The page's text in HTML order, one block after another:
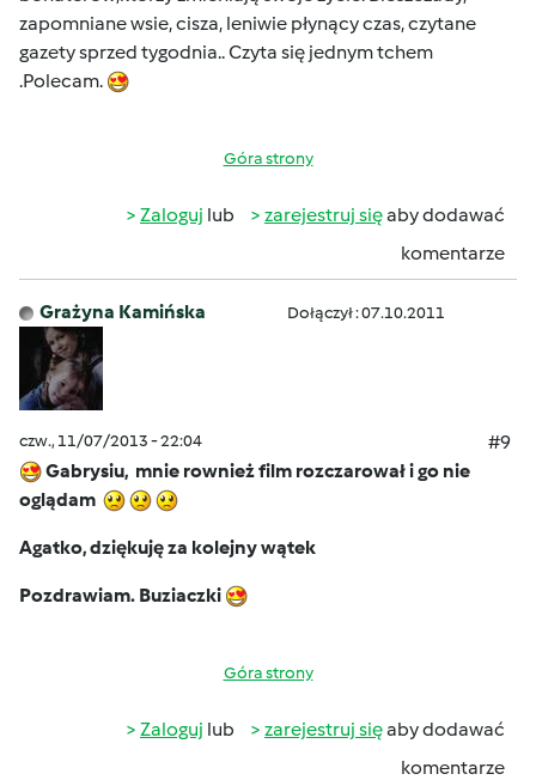
zapomniane wsie, cisza, leniwie płynący czas, czytane
gazety sprzed tygodnia.. Czyta się jednym tchem
.Polecam.
Góra strony
Zaloguj lub zarejestruj sięaby dodawać
komentarze
Grażyna Kamińska Dołączył : 07.10.2011
czw., 11/07/2013 - 22:04
#9
Gabrysiu, mnie rownież film rozczarował i go nie
oglądam
Agatko, dziękuję za kolejny wątek
Pozdrawiam. Buziaczki
Góra strony
Zaloguj lub zarejestruj sięaby dodawać
komentarze